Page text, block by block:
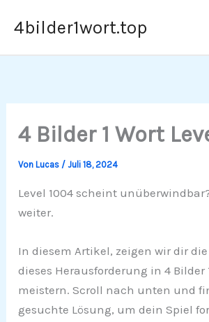
Inhalt
4bilder1wort.top
4 Bilder 1 Wort
VonLucas /Juli 18, 2024
Level 1004 scheint
weiter.
In diesem Artikel, zeigen wir dir
dieses Herausforderung in 4 Bilder
meistern. Scroll nach unten und
gesuchte Lösung, um dein Spiel